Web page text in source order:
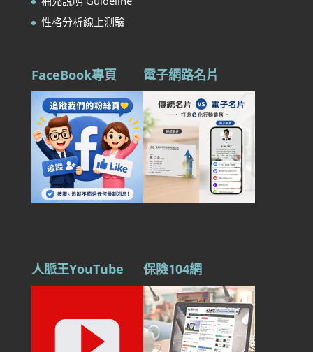
性格分析線上測驗
FaceBook專頁 電子網路名片
人脈王YouTube 保險104網